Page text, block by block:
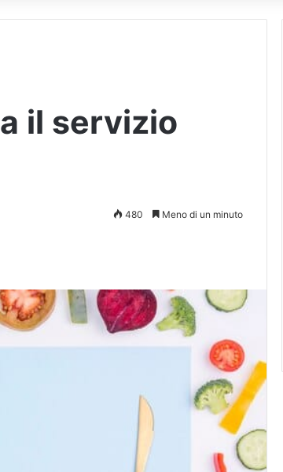
il servizio
480 Meno di un minuto